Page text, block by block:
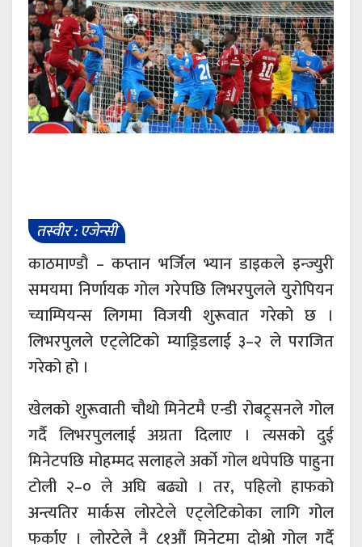
तस्वीर : एजेन्सी
काठमाण्डौ – कप्तान भर्जिल भ्यान डाइकले इन्ज्युरी
समयमा निर्णायक गोल गरेपछि लिभरपुलले युरोपियन
च्याम्पियन्स लिगमा विजयी शुरूवात गरेको छ ।
लिभरपुलले एट्लेटिको म्याड्रिडलाई ३–२ ले पराजित
गरेको हो ।
खेलको शुरूवाती चौथो मिनेटमै एन्डी रोबट्र्सनले गोल
गर्दै लिभरपुललाई अग्रता दिलाए । त्यसको दुई
मिनेटपछि मोहम्मद सलाहले अर्को गोल थपेपछि पाहुना
टोली २–० ले अघि बढ्यो । तर, पहिलो हाफको
अन्त्यतिर मार्कस लोरटेले एट्लेटिकोका लागि गोल
फर्काए । लोरटेले नै ८१औं मिनेटमा दोश्रो गोल गर्दै